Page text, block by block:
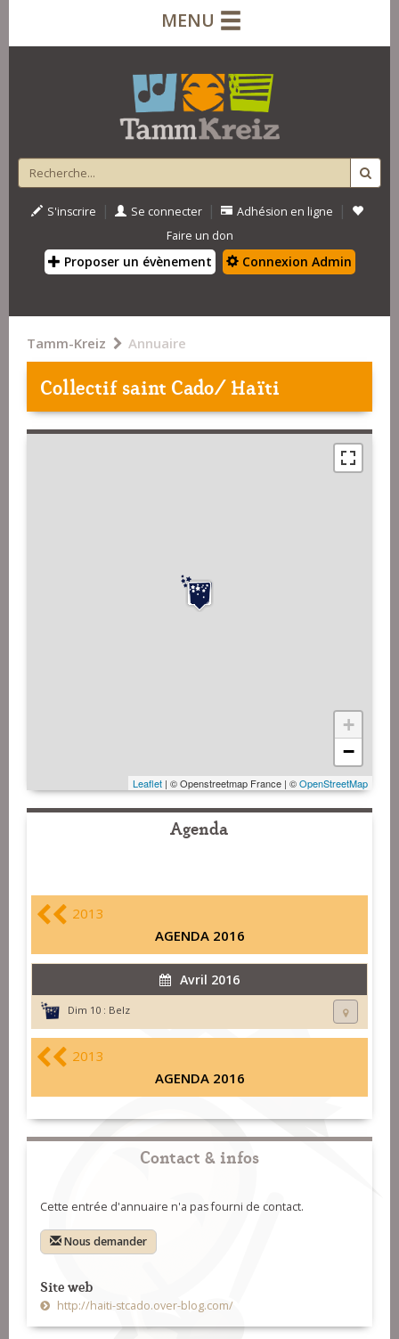
MENU
S'inscrire | Se connecter | Adhésion en ligne |
Faire un don
Proposer un évènement Connexion Admin
Tamm-Kreiz Annuaire
Collectif saint Cado/ Haïti
+
−
Leaflet | © Openstreetmap France | ©OpenStreetMap
Agenda
2013
AGENDA 2016
Avril 2016
Dim 10 : Belz
2013
AGENDA 2016
Contact & infos
Cette entrée d'annuaire n'a pas fourni de contact.
Nous demander
Site web
http://haiti-stcado.over-blog.com/